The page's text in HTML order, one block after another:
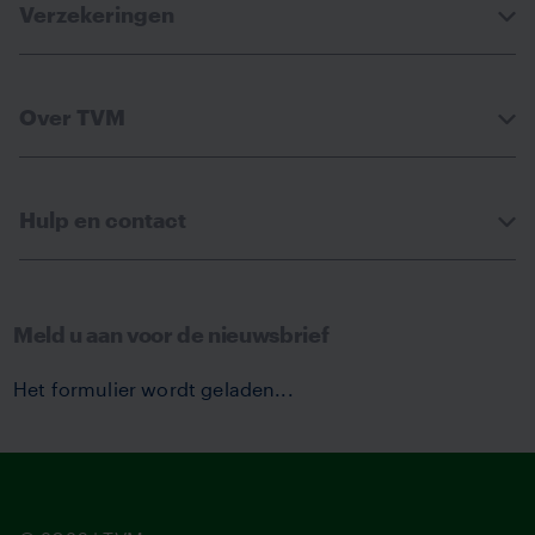
Verzekeringen
Over TVM
Hulp en contact
Meld u aan voor de nieuwsbrief
Het formulier wordt geladen...